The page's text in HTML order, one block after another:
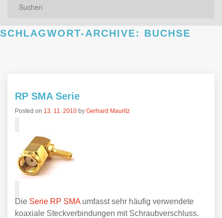
SCHLAGWORT-ARCHIVE: BUCHSE
RP SMA Serie
Posted on 13. 11. 2010 by Gerhard Mauritz
Die Serie RP SMA umfasst sehr häufig verwendete
koaxiale Steckverbindungen mit Schraubverschluss.